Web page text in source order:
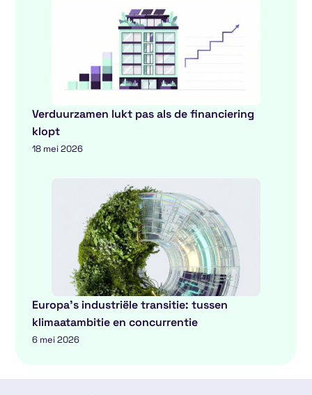
Verduurzamen lukt pas als de financiering
klopt
18 mei 2026
Europa’s industriële transitie: tussen
klimaatambitie en concurrentie
6 mei 2026